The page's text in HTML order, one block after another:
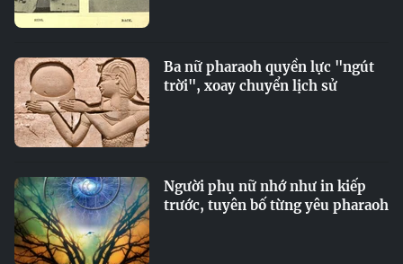
Ba nữ pharaoh quyền lực "ngút
trời", xoay chuyển lịch sử
Người phụ nữ nhớ như in kiếp
trước, tuyên bố từng yêu pharaoh